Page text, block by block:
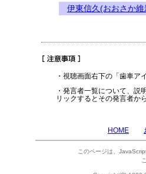
伊東信久(おおさか維
・視聴画面右下の「歯車ア
・発言者一覧について、
リックするとその発言者か
HOME
このページは、